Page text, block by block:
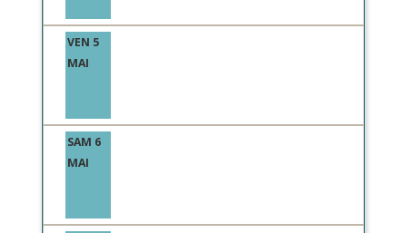
VEN 5
MAI
SAM 6
MAI